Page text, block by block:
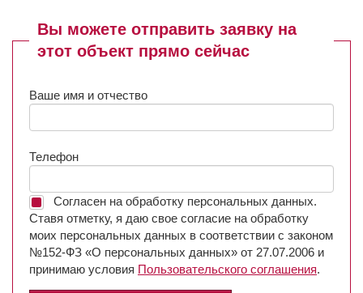
Вы можете отправить заявку на
этот объект прямо сейчас
Ваше имя и отчество
Телефон
Согласен на обработку персональных данных.
Ставя отметку, я даю свое согласие на обработку
моих персональных данных в соответствии с законом
№152-ФЗ «О персональных данных» от 27.07.2006 и
принимаю условия Пользовательского соглашения.